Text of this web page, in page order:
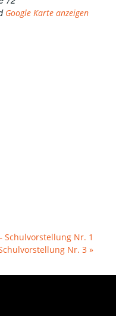
Google Karte anzeigen
Schulvorstellung Nr. 1
Schulvorstellung Nr. 3 »